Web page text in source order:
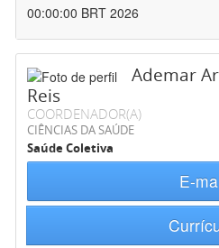
00:00:00 BRT 2026
Ademar
Reis
COORDENADOR(A)
CIÊNCIAS DA SAÚDE
Saúde Coletiva
E-